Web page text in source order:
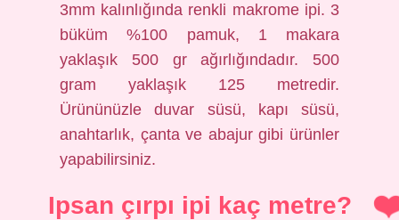
3mm kalınlığında renkli makrome ipi. 3
büküm %100 pamuk, 1 makara
yaklaşık 500 gr ağırlığındadır. 500
gram yaklaşık 125 metredir.
Ürününüzle duvar süsü, kapı süsü,
anahtarlık, çanta ve abajur gibi ürünler
yapabilirsiniz.
Ipsan çırpı ipi kaç metre?